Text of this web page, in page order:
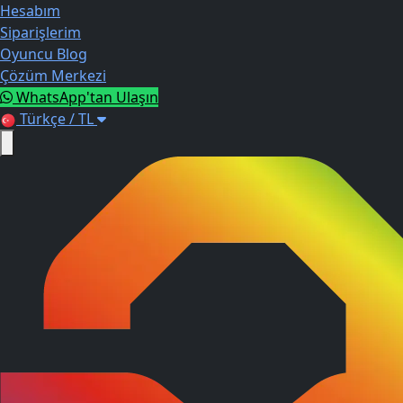
Hesabım
Siparişlerim
Oyuncu Blog
Çözüm Merkezi
WhatsApp'tan Ulaşın
Türkçe / TL